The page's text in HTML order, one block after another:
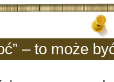
– to może